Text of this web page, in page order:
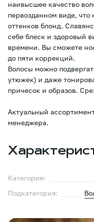
наивысшее качество
первозданном виде, что
оттенков блонд.
себе блеск и здоровый
времени. Вы сможете
до пяти коррекций.
Волосы можно
утюжек) и даже
причесок и образов.
Актуальный
менеджера.
Категория:
Подкатегория: